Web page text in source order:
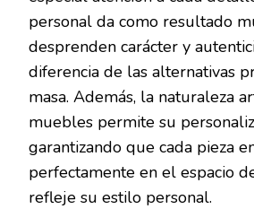
personal da como resultado
desprenden carácter y
diferencia de las alternativas
masa. Además, la naturaleza
muebles permite su
garantizando que cada pieza
perfectamente en el espacio
refleje su estilo personal.